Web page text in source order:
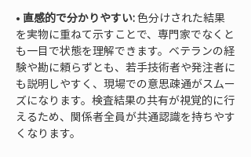
• 直感的で分かりやすい: 色分けされた結果
を実物に重ねて示すことで、専門家でなくと
も一目で状態を理解できます。ベテランの経
験や勘に頼らずとも、若手技術者や発注者に
も説明しやすく、現場での意思疎通がスムー
ズになります。検査結果の共有が視覚的に行
えるため、関係者全員が共通認識を持ちやす